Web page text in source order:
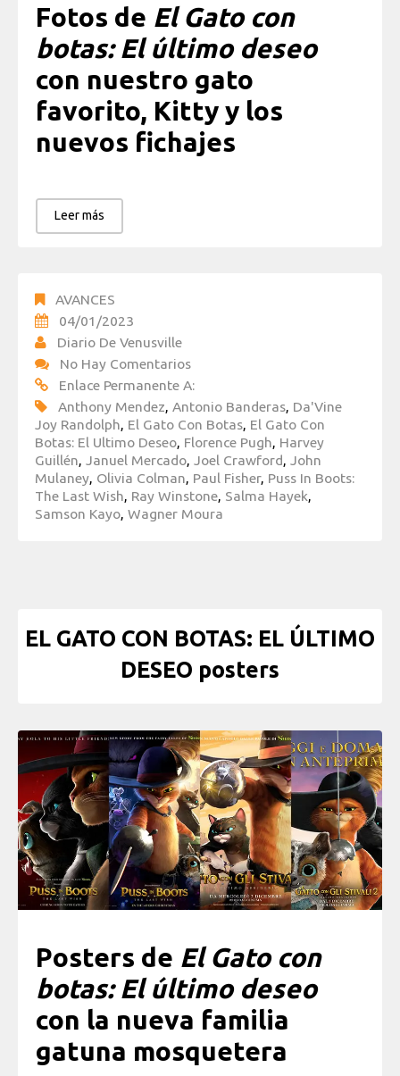
Fotos de El Gato con
botas: El último deseo
con nuestro gato
favorito, Kitty y los
nuevos fichajes
Leer más
AVANCES
04/01/2023
Diario De Venusville
No Hay Comentarios
Enlace Permanente A:
Anthony Mendez, Antonio Banderas, Da'Vine
Joy Randolph, El Gato Con Botas, El Gato Con
Botas: El Ultimo Deseo, Florence Pugh, Harvey
Guillén, Januel Mercado, Joel Crawford, John
Mulaney, Olivia Colman, Paul Fisher, Puss In Boots:
The Last Wish, Ray Winstone, Salma Hayek,
Samson Kayo, Wagner Moura
EL GATO CON BOTAS: EL ÚLTIMO
DESEO posters
Posters de El Gato con
botas: El último deseo
con la nueva familia
gatuna mosquetera